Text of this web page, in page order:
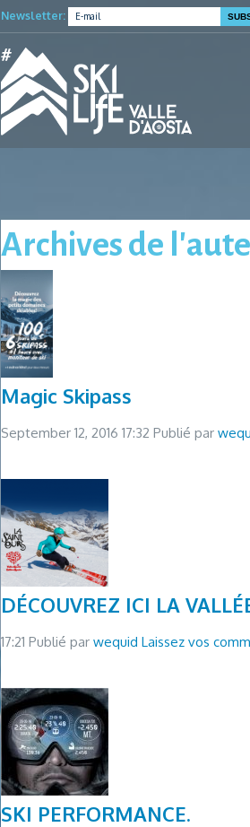
Newsletter:
Archives de
Magic Skipass
September 12, 2016 17:32 Publié par
DÉCOUVREZ ICI LA
17:21 Publié par wequid Laissez vos
SKI PERFORMANCE.